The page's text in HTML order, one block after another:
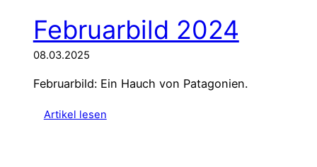
u
c
r
7
Februarbild 2024
08.03.2025
Februarbild: Ein Hauch von Patagonien.
Artikel lesen: